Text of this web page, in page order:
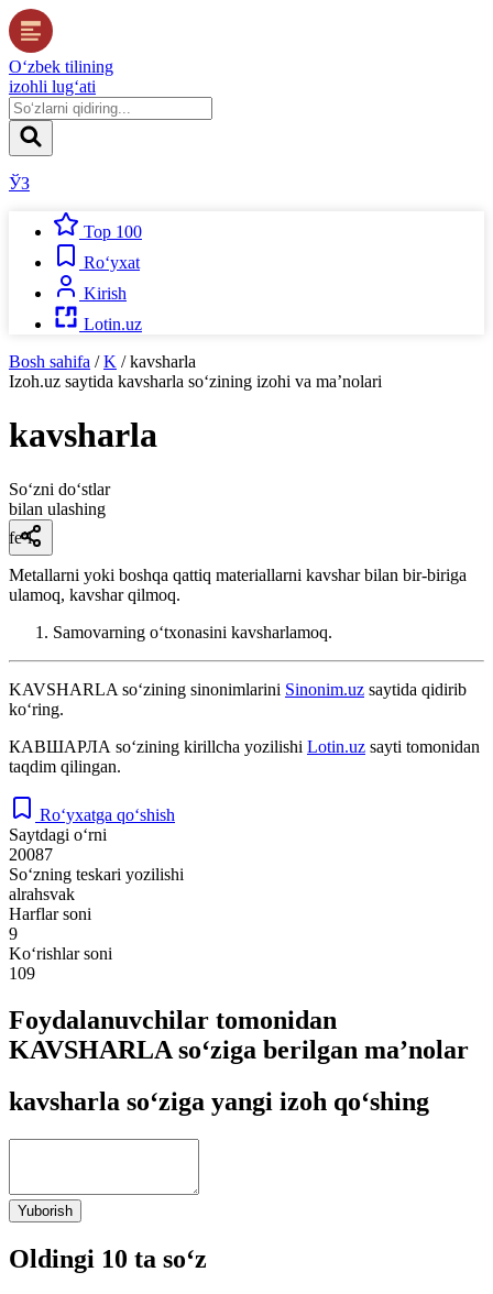
O‘zbek tilining
izohli lug‘ati
ЎЗ
Top 100
Ro‘yxat
Kirish
Lotin.uz
Bosh sahifa / K / kavsharla
Izoh.uz saytida kavsharla so‘zining izohi va ma’nolari
kavsharla
So‘zni do‘stlar
bilan ulashing
fe’l
Metallarni yoki boshqa qattiq materiallarni kavshar bilan bir-biriga
ulamoq, kavshar qilmoq.
Samovarning oʻtxonasini kavsharlamoq.
KAVSHARLA so‘zining sinonimlarini Sinonim.uz saytida qidirib
ko‘ring.
КАВШАРЛА so‘zining kirillcha yozilishi Lotin.uz sayti tomonidan
taqdim qilingan.
Ro‘yxatga qo‘shish
Saytdagi o‘rni
20087
So‘zning teskari yozilishi
alrahsvak
Harflar soni
9
Ko‘rishlar soni
109
Foydalanuvchilar tomonidan
KAVSHARLA so‘ziga berilgan ma’nolar
kavsharla so‘ziga yangi izoh qo‘shing
Yuborish
Oldingi 10 ta so‘z